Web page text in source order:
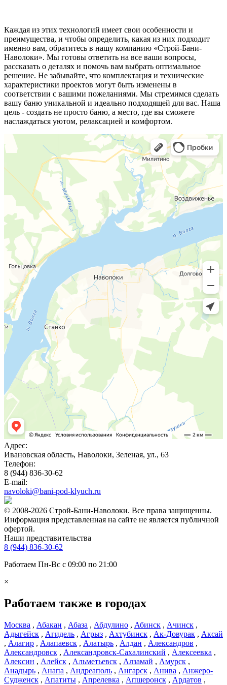
Каждая из этих технологий имеет свои особенности и
преимущества, и чтобы определить, какая из них подходит
именно вам, обратитесь в нашу компанию «Строй-Бани-
Наволоки». Мы готовы ответить на все ваши вопросы,
рассказать о деталях и помочь вам выбрать оптимальное
решение. Не забывайте, что комплектация и технические
характеристики проектов могут быть изменены в
соответствии с вашими пожеланиями. Мы стремимся сделать
вашу баню уникальной и идеально подходящей для вас. Наша
цель - создать не просто баню, а место, где вы сможете
наслаждаться уютом, релаксацией и комфортом.
Адрес:
Ивановская область, Наволоки, Зеленая, ул., 63
Телефон:
8 (944) 836-30-62
E-mail:
navoloki@bani-pod-klyuch.ru
© 2008-2026 Строй-Бани-Наволоки. Все права защищенны.
Информация представленная на сайте не является публичной
офертой.
Наши представительства
8 (944) 836-30-62
Работаем Пн-Вс с 09:00 по 21:00
×
Работаем также в городах
Москва , Абакан , Абаза , Абдулино , Абинск , Ачинск ,
Адыгейск , Агидель , Агрыз , Ахтубинск , Ак-Довурак , Аксай
, Алагир , Алапаевск , Алатырь , Алдан , Александров ,
Александровск , Александровск-Сахалинский , Алексеевка ,
Алексин , Алейск , Альметьевск , Алзамай , Амурск ,
Анадырь , Анапа , Андреаполь , Ангарск , Анива , Анжеро-
Судженск , Апатиты , Апрелевка , Апшеронск , Ардатов ,